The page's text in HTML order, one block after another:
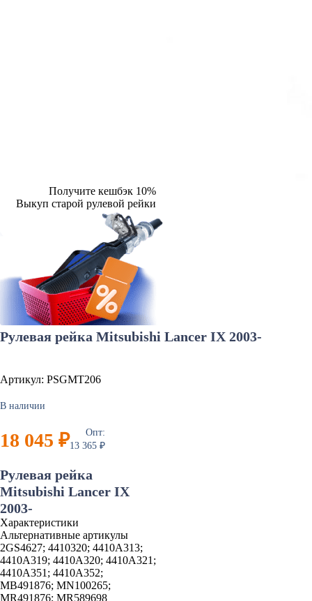
Получите кешбэк 10%
Выкуп старой рулевой рейки
Рулевая рейка Mitsubishi Lancer IX 2003-
Артикул: PSGMT206
В наличии
18 045 ₽
Опт:
13 365 ₽
Рулевая рейка
Mitsubishi Lancer IX
2003-
Характеристики
Альтернативные артикулы
2GS4627; 4410320; 4410A313;
4410A319; 4410A320; 4410A321;
4410A351; 4410A352;
MB491876; MN100265;
MR491876; MR589698